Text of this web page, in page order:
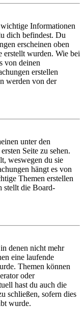
Informationen
dich befindest. Du
erscheinen oben
erstellt wurden. Wie bei
von deinen
erstellen
werden von der
unter den
Seite zu sehen.
weswegen du sie
hängt es von
Themen erstellen
stellt die Board-
denen nicht mehr
eine laufende
Themen können
oder
hast du auch die
schließen, sofern dies
wurde.